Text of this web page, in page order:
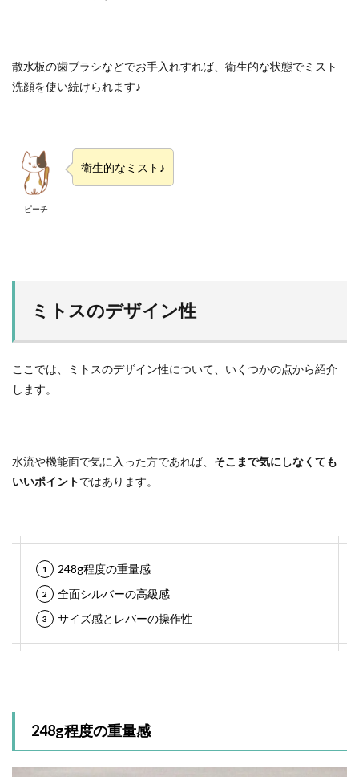
散水板の歯ブラシなどでお手入れすれば、衛生的な状態でミスト
洗顔を使い続けられます♪
ピーチ
衛生的なミスト♪
ミトスのデザイン性
ここでは、ミトスのデザイン性について、いくつかの点から紹介
します。
水流や機能面で気に入った方であれば、 そこまで気にしなくても
いいポイントではあります。
248g程度の重量感
全面シルバーの高級感
サイズ感とレバーの操作性
248g程度の重量感